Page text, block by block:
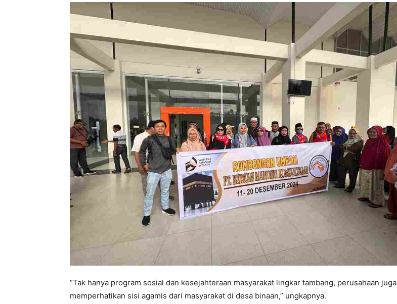
“Tak hanya program sosial dan kesejahteraan masyarakat lingkar tambang, perusahaan juga
memperhatikan sisi agamis dari masyarakat di desa binaan,” ungkapnya.